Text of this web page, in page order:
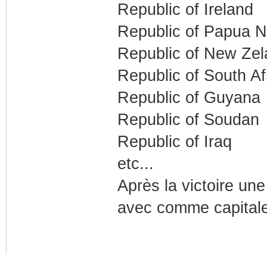
Republic of Ireland
Republic of Papua
Republic of New
Republic of South
Republic of Guyana
Republic of Soudan
Republic of Iraq
etc...
Après la victoire
avec comme